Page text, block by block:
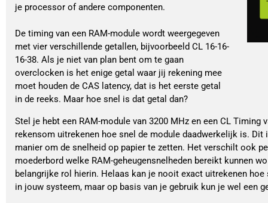
je processor of andere componenten.
De timing van een RAM-module wordt weergegeven
met vier verschillende getallen, bijvoorbeeld CL 16-16-
16-38. Als je niet van plan bent om te gaan
overclocken is het enige getal waar jij rekening mee
moet houden de CAS latency, dat is het eerste getal
in de reeks. Maar hoe snel is dat getal dan?
Stel je hebt een RAM-module van 3200 MHz en een CL Timing
rekensom uitrekenen hoe snel de module daadwerkelijk is.
manier om de snelheid op papier te zetten. Het verschilt ook
moederbord welke RAM-geheugensnelheden bereikt kunnen
belangrijke rol hierin. Helaas kan je nooit exact uitrekenen hoe
in jouw systeem, maar op basis van je gebruik kun je wel een